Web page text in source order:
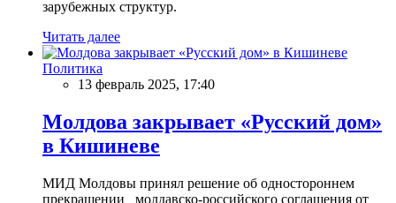
зарубежных структур.
Читать далее
Политика
13 февраль 2025, 17:40
Молдова закрывает «Русский дом»
в Кишиневе
МИД Молдовы принял решение об одностороннем
прекращении молдавско-российского соглашения от